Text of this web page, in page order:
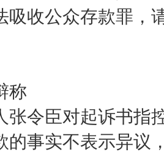
吸收公众存款罪，
令臣对起诉书指
的事实不表示异议